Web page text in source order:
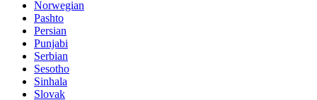
Norwegian
Pashto
Persian
Punjabi
Serbian
Sesotho
Sinhala
Slovak